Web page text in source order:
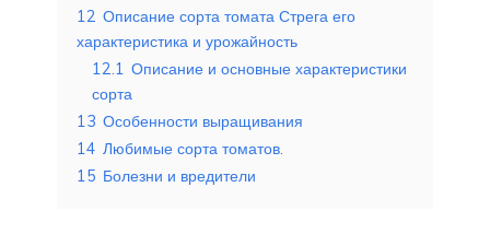
12 Описание сорта томата Стрега его
характеристика и урожайность
12.1 Описание и основные характеристики
сорта
13 Особенности выращивания
14 Любимые сорта томатов.
15 Болезни и вредители